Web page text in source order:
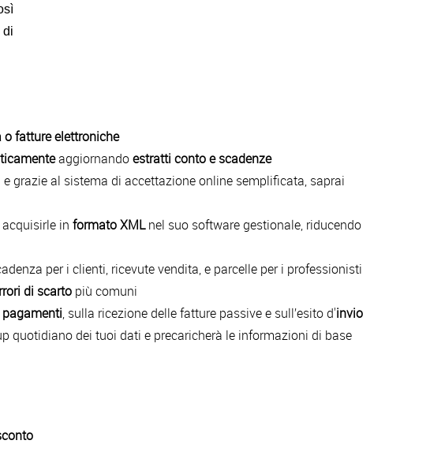
o fatture elettroniche
aggiornandoestratti conto e scadenze
grazie al sistema di accettazione online semplificata, saprai
acquisirle informato XMLnel suo software gestionale, riducendo
per i clienti, ricevute vendita, e parcelle per i professionisti
di scarto più comuni
, sulla ricezione delle fatture passive e sull’esito d'invio
quotidiano dei tuoi dati e precaricherà le informazioni di base